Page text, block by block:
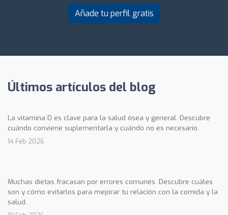
Añade tu perfil gratis
Últimos artículos del blog
La vitamina D es clave para la salud ósea y general. Descubre
cuándo conviene suplementarla y cuándo no es necesario.
14 Feb 2026
Muchas dietas fracasan por errores comunes. Descubre cuáles
son y cómo evitarlos para mejorar tu relación con la comida y la
salud.